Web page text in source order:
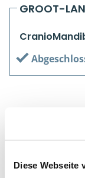
Diese Webseite
GROOT-